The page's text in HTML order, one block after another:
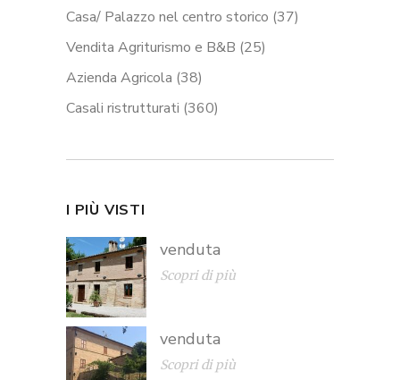
Casa/ Palazzo nel centro storico (37)
Vendita Agriturismo e B&B (25)
Azienda Agricola (38)
Casali ristrutturati (360)
I PIÙ VISTI
venduta
Scopri di più
venduta
Scopri di più